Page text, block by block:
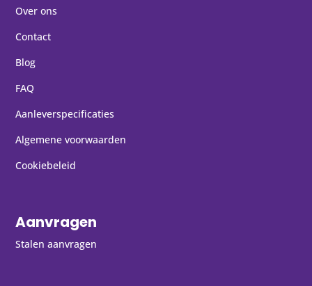
Over ons
Contact
Blog
FAQ
Aanleverspecificaties
Algemene voorwaarden
Cookiebeleid
Aanvragen
Stalen aanvragen